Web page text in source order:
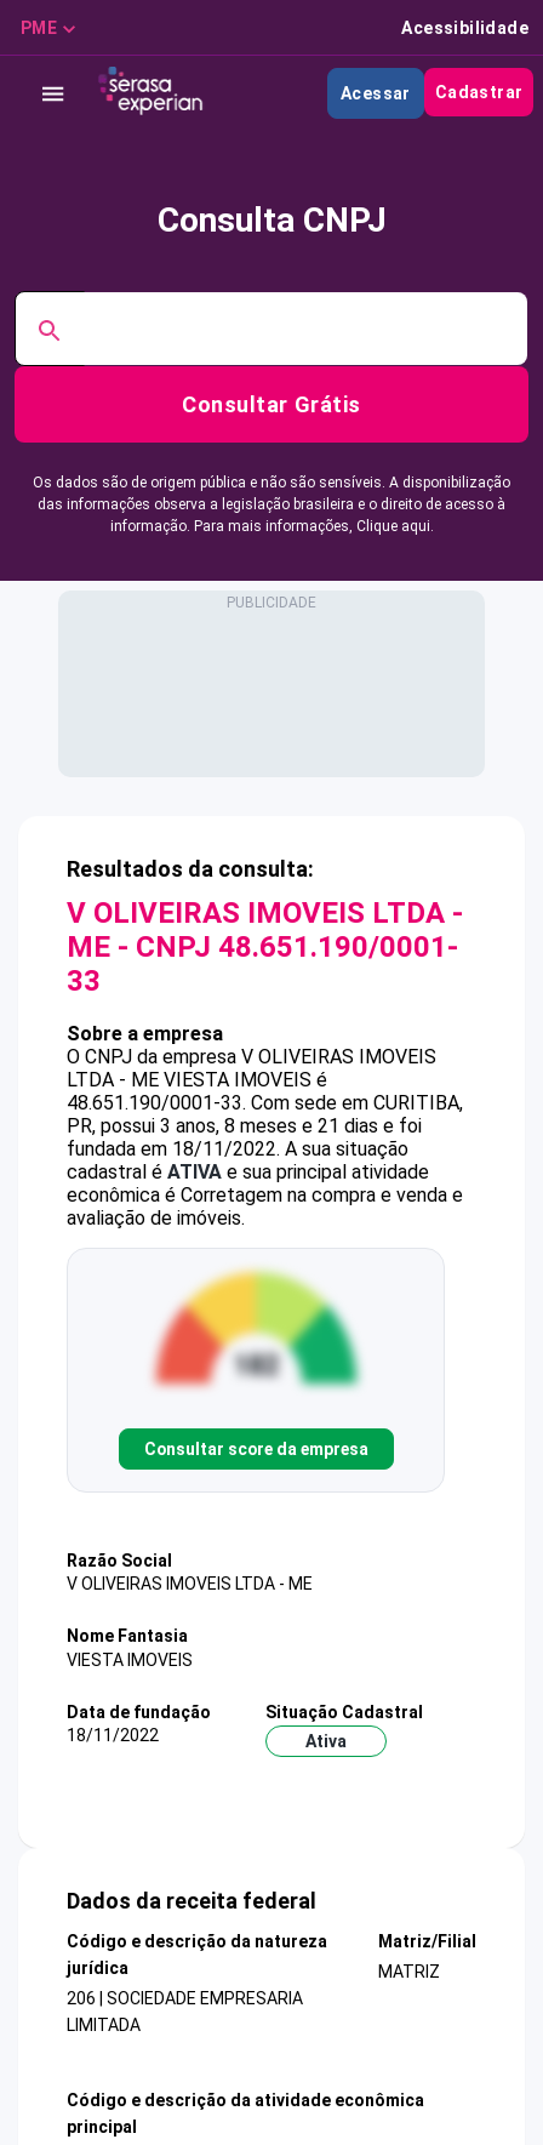
PME Acessibilidade
Acessar Cadastrar
Consulta CNPJ
Consultar Grátis
Os dados são de origem pública e não são sensíveis. A disponibilização
das informações observa a legislação brasileira e o direito de acesso à
informação. Para mais informações, Clique aqui.
Resultados da consulta:
V OLIVEIRAS IMOVEIS LTDA -
ME - CNPJ 48.651.190/0001-
33
Sobre a empresa
O CNPJ da empresa V OLIVEIRAS IMOVEIS
LTDA - ME VIESTA IMOVEIS é
48.651.190/0001-33. Com sede em CURITIBA,
PR, possui 3 anos, 8 meses e 21 dias e foi
fundada em 18/11/2022. A sua situação
cadastral é ATIVA e sua principal atividade
econômica é Corretagem na compra e venda e
avaliação de imóveis.
Consultar score da empresa
Razão Social
V OLIVEIRAS IMOVEIS LTDA - ME
Nome Fantasia
VIESTA IMOVEIS
Data de fundação
18/11/2022
Situação Cadastral
Ativa
Dados da receita federal
Código e descrição da natureza
jurídica
206 | SOCIEDADE EMPRESARIA
LIMITADA
Matriz/Filial
MATRIZ
Código e descrição da atividade econômica
principal